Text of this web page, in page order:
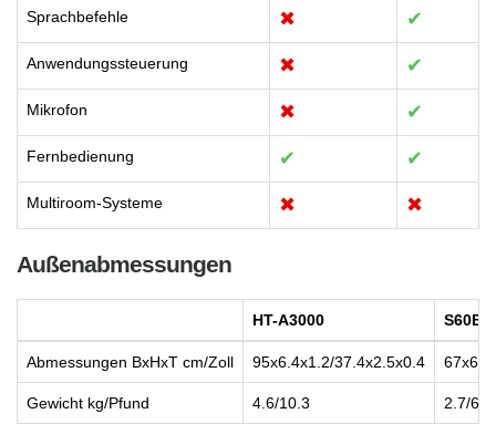
Sprachbefehle ✖ ✔
Anwendungssteuerung ✖ ✔
Mikrofon ✖ ✔
Fernbedienung ✔ ✔
Multiroom-Systeme ✖ ✖
Außenabmessungen
HT-A3000 S60B
Abmessungen BxHxT cm/Zoll 95x6.4x1.2/37.4x2.5x0.4
Gewicht kg/Pfund 4.6/10.3 2.7/6